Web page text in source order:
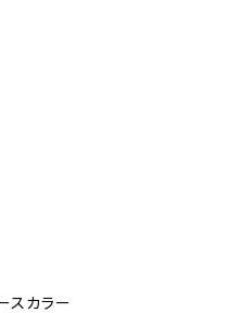
スカラー